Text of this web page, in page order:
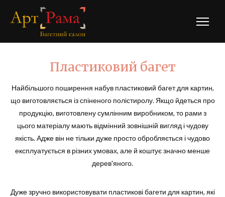
Пластиковий багет
Найбільшого поширення набув пластиковий багет для картин,
що виготовляється із спіненого полістиролу. Якщо йдеться про
продукцію, виготовлену сумлінним виробником, то рами з
цього матеріалу мають відмінний зовнішній вигляд і чудову
якість. Адже він не тільки дуже просто обробляється і чудово
експлуатується в різних умовах, але й коштує значно менше
дерев'яного.
Дуже зручно використовувати пластикові багети для картин, які